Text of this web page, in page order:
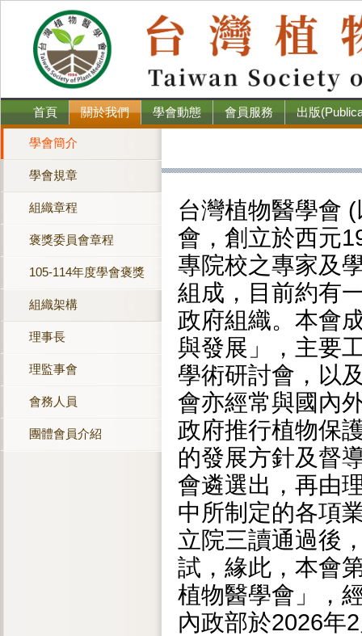
首頁 關於我們 學會動態 會員服務 出版
學會簡介
學會規章
組織章程
褒獎委員會章程
105-114年度學會褒獎
組織架構
理事長
理監事會
會務人員
團體會員介紹
台灣植物醫學會
會，創立於西元
專院校之專家及
組成，目前約有
政府組織。本會
與發展」，主要
學術研討會，以
會亦經常與國內
政府推行植物保
的發展方針及督
會遴選出，再由
中所制定的各項
立院三讀通過後
試，緣此，本會
植物醫學會」，
內政部於2026年